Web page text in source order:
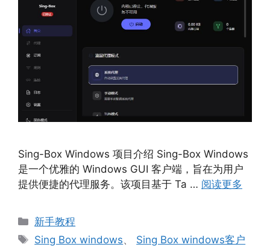
Sing-Box Windows 项目介绍 Sing-Box Windows
是一个优雅的 Windows GUI 客户端，旨在为用户
提供便捷的代理服务。该项目基于 Ta … 阅读更多
分
类
新手教程
标
Sing Box windows、 Sing Box windows客户